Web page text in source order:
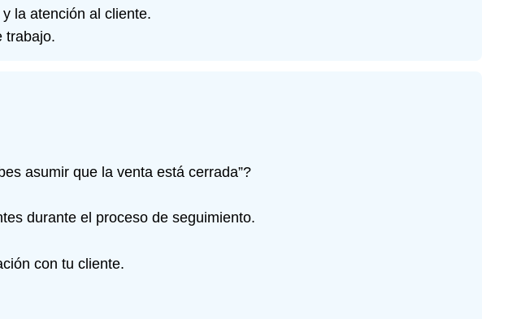
la atención al cliente.
trabajo.
asumir que la venta está cerrada”?
durante el proceso de seguimiento.
con tu cliente.